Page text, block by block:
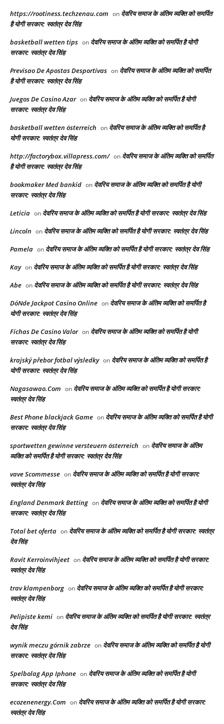
https://rootiness.techzenau.com on देवरिय समाज के अंतिम व्यक्ति को समर्पित
है योगी सरकार: स्वतंत्र देव सिंह
basketball wetten tips on देवरिय समाज के अंतिम व्यक्ति को समर्पित है योगी
सरकार: स्वतंत्र देव सिंह
Previsao De Apostas Desportivas on देवरिय समाज के अंतिम व्यक्ति को समर्पित
है योगी सरकार: स्वतंत्र देव सिंह
Juegos De Casino Azar on देवरिय समाज के अंतिम व्यक्ति को समर्पित है योगी
सरकार: स्वतंत्र देव सिंह
basketball wetten österreich on देवरिय समाज के अंतिम व्यक्ति को समर्पित है
योगी सरकार: स्वतंत्र देव सिंह
http://factorybox.villapress.com/ on देवरिय समाज के अंतिम व्यक्ति को समर्पित
है योगी सरकार: स्वतंत्र देव सिंह
bookmaker Med bankid on देवरिय समाज के अंतिम व्यक्ति को समर्पित है योगी
सरकार: स्वतंत्र देव सिंह
Leticia on देवरिय समाज के अंतिम व्यक्ति को समर्पित है योगी सरकार: स्वतंत्र देव सिंह
Lincoln on देवरिय समाज के अंतिम व्यक्ति को समर्पित है योगी सरकार: स्वतंत्र देव सिंह
Pamela on देवरिय समाज के अंतिम व्यक्ति को समर्पित है योगी सरकार: स्वतंत्र देव सिंह
Kay on देवरिय समाज के अंतिम व्यक्ति को समर्पित है योगी सरकार: स्वतंत्र देव सिंह
Abe on देवरिय समाज के अंतिम व्यक्ति को समर्पित है योगी सरकार: स्वतंत्र देव सिंह
DóNde Jackpot Casino Online on देवरिय समाज के अंतिम व्यक्ति को समर्पित है
योगी सरकार: स्वतंत्र देव सिंह
Fichas De Casino Valor on देवरिय समाज के अंतिम व्यक्ति को समर्पित है योगी
सरकार: स्वतंत्र देव सिंह
krajský přebor fotbal výsledky on देवरिय समाज के अंतिम व्यक्ति को समर्पित है
योगी सरकार: स्वतंत्र देव सिंह
Nagasawao.Com on देवरिय समाज के अंतिम व्यक्ति को समर्पित है योगी सरकार:
स्वतंत्र देव सिंह
Best Phone blackjack Game on देवरिय समाज के अंतिम व्यक्ति को समर्पित है योगी
सरकार: स्वतंत्र देव सिंह
sportwetten gewinne versteuern österreich on देवरिय समाज के अंतिम
व्यक्ति को समर्पित है योगी सरकार: स्वतंत्र देव सिंह
vave Scommesse on देवरिय समाज के अंतिम व्यक्ति को समर्पित है योगी सरकार:
स्वतंत्र देव सिंह
England Denmark Betting on देवरिय समाज के अंतिम व्यक्ति को समर्पित है योगी
सरकार: स्वतंत्र देव सिंह
Total bet oferta on देवरिय समाज के अंतिम व्यक्ति को समर्पित है योगी सरकार: स्वतंत्र
देव सिंह
Ravit Kerroinvihjeet on देवरिय समाज के अंतिम व्यक्ति को समर्पित है योगी सरकार:
स्वतंत्र देव सिंह
trav klampenborg on देवरिय समाज के अंतिम व्यक्ति को समर्पित है योगी सरकार:
स्वतंत्र देव सिंह
Pelipiste kemi on देवरिय समाज के अंतिम व्यक्ति को समर्पित है योगी सरकार: स्वतंत्र
देव सिंह
wynik meczu górnik zabrze on देवरिय समाज के अंतिम व्यक्ति को समर्पित है योगी
सरकार: स्वतंत्र देव सिंह
Spelbolag App Iphone on देवरिय समाज के अंतिम व्यक्ति को समर्पित है योगी
सरकार: स्वतंत्र देव सिंह
ecozenenergy.Com on देवरिय समाज के अंतिम व्यक्ति को समर्पित है योगी सरकार:
स्वतंत्र देव सिंह